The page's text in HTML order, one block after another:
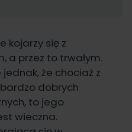
kojarzy się z
a przez to trwałym.
że chociaż z
dobrych
to jego
wieczna.